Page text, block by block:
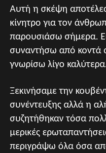
Αυτή η σκέψη
κίνητρο για τον
παρουσιάσω σήμερα.
συναντήσω από κοντά
γνωρίσω λίγο
Ξεκινήσαμε την
συνέντευξης αλλά η
συζητήθηκαν τόσα
μερικές
περιγράψω όλα όσα